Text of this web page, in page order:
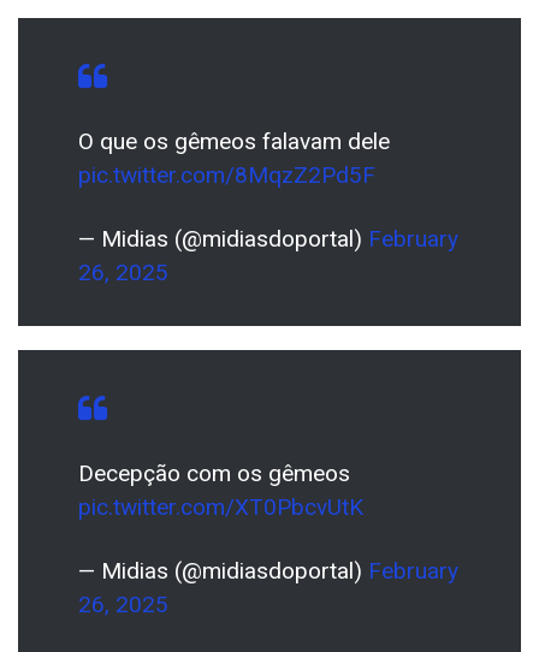
O que os gêmeos falavam dele
pic.twitter.com/8MqzZ2Pd5F
— Midias (@midiasdoportal) February
26, 2025
Decepção com os gêmeos
pic.twitter.com/XT0PbcvUtK
— Midias (@midiasdoportal) February
26, 2025